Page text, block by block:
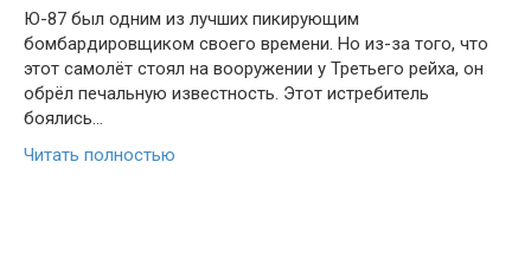
Ю-87 был одним из лучших пикирующим
бомбардировщиком своего времени. Но из-за того, что
этот самолёт стоял на вооружении у Третьего рейха, он
обрёл печальную известность. Этот истребитель
боялись…
Читать полностью